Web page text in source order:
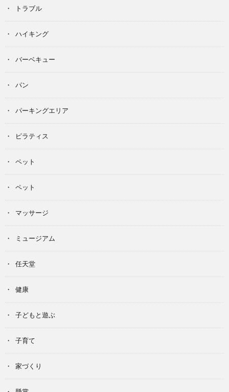
トラブル
ハイキング
バーベキュー
パン
パーキングエリア
ピラティス
ペット
ペット
マッサージ
ミュージアム
任天堂
健康
子どもと遊ぶ
子育て
家づくり